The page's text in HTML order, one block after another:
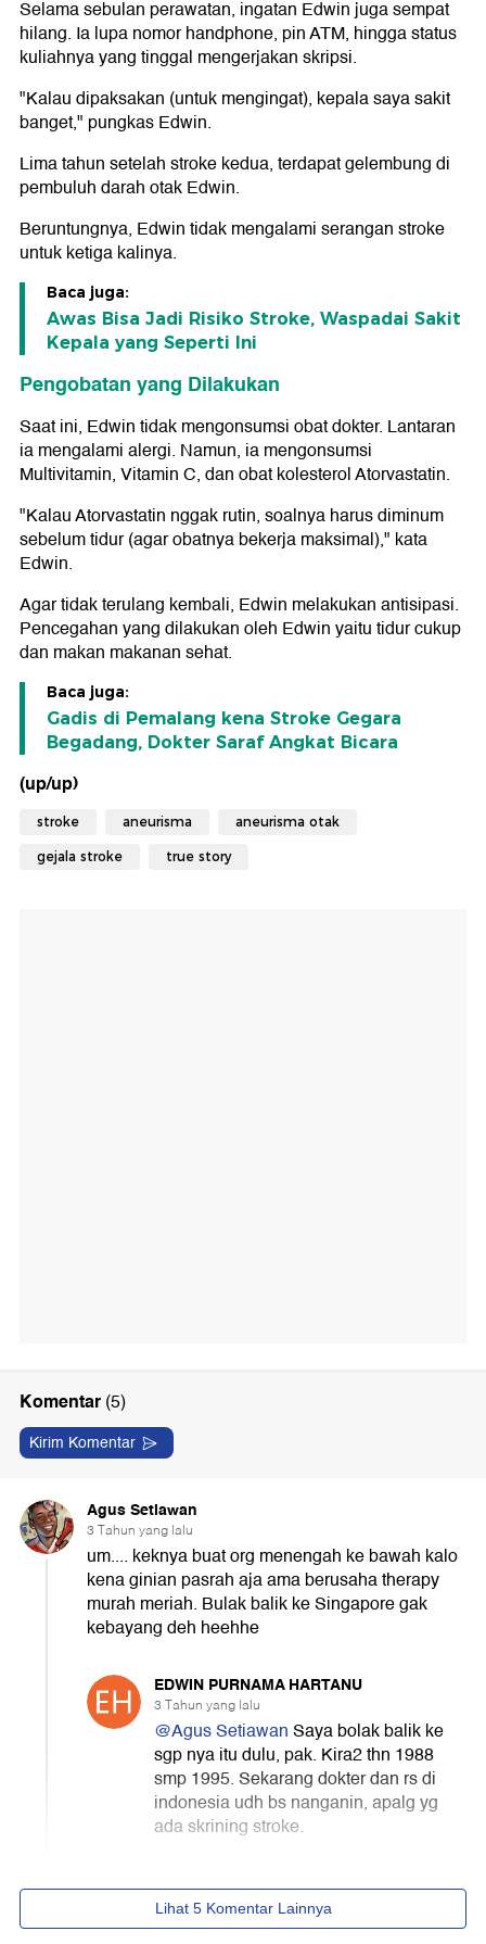
Selama sebulan perawatan, ingatan Edwin juga sempat
hilang. Ia lupa nomor handphone, pin ATM, hingga status
kuliahnya yang tinggal mengerjakan skripsi.
"Kalau dipaksakan (untuk mengingat), kepala saya sakit
banget," pungkas Edwin.
Lima tahun setelah stroke kedua, terdapat gelembung di
pembuluh darah otak Edwin.
Beruntungnya, Edwin tidak mengalami serangan stroke
untuk ketiga kalinya.
Baca juga:
Awas Bisa Jadi Risiko Stroke, Waspadai Sakit
Kepala yang Seperti Ini
Pengobatan yang Dilakukan
Saat ini, Edwin tidak mengonsumsi obat dokter. Lantaran
ia mengalami alergi. Namun, ia mengonsumsi
Multivitamin, Vitamin C, dan obat kolesterol Atorvastatin.
"Kalau Atorvastatin nggak rutin, soalnya harus diminum
sebelum tidur (agar obatnya bekerja maksimal)," kata
Edwin.
Agar tidak terulang kembali, Edwin melakukan antisipasi.
Pencegahan yang dilakukan oleh Edwin yaitu tidur cukup
dan makan makanan sehat.
Baca juga:
Gadis di Pemalang kena Stroke Gegara
Begadang, Dokter Saraf Angkat Bicara
(up/up)
stroke aneurisma aneurisma otak
gejala stroke true story